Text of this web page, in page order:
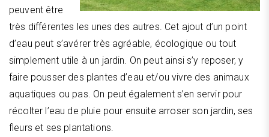
peuvent être
très différentes les unes des autres. Cet ajout d’un point
d’eau peut s’avérer très agréable, écologique ou tout
simplement utile à un jardin. On peut ainsi s’y reposer, y
faire pousser des plantes d’eau et/ou vivre des animaux
aquatiques ou pas. On peut également s’en servir pour
récolter l’eau de pluie pour ensuite arroser son jardin, ses
fleurs et ses plantations.